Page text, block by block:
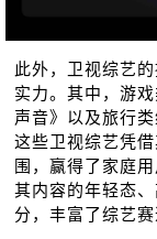
此外，卫视综艺
实力。其中，游
声⾳》以及旅行
这些卫视综艺凭
围，赢得了家庭
其内容的年轻态
分，丰富了综艺赛